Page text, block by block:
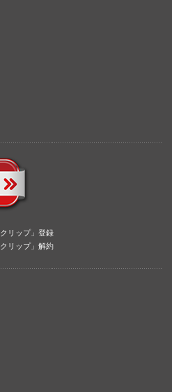
リップ」登録
リップ」解約